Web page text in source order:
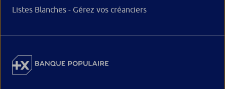
Listes Blanches - Gérez vos créanciers